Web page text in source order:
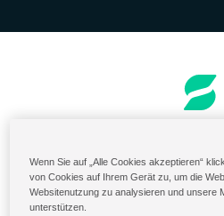
US-Portal für
Solenis
Wenn Sie auf „Alle Cookies akzeptieren“
von Cookies auf Ihrem Gerät zu, um die
Websitenutzung zu analysieren und unsere
unterstützen.